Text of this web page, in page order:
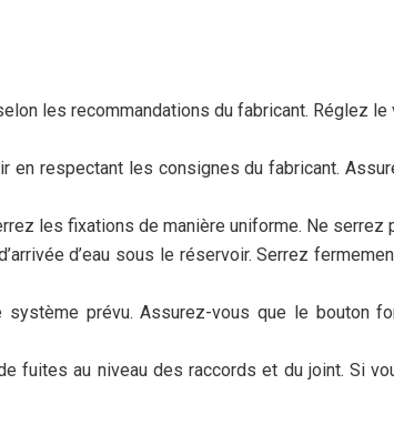
les recommandations du fabricant. Réglez
en respectant les consignes du fabricant.
les fixations de manière uniforme. Ne
d’eau sous le réservoir. Serrez
prévu. Assurez-vous que le bouton
fuites au niveau des raccords et du joint. Si